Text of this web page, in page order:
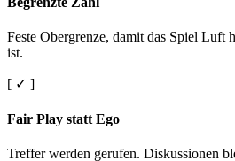
Feste Obergrenze, damit das Spiel Luft
ist.
[ ✓ ]
Fair Play statt Ego
Treffer werden gerufen. Diskussionen